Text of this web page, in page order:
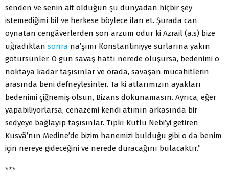
senden ve senin ait olduğun şu dünyadan hiçbir şey
istemediğimi bil ve herkese böylece ilan et. Şurada can
oynatan cengâverlerden son arzum odur ki Azrail (a.s) bize
uğradıktan sonra na’şımı Konstantiniyye surlarına yakın
götürsünler. O gün savaş hattı nerede oluşursa, bedenimi o
noktaya kadar taşısınlar ve orada, savaşan mücahitlerin
arasında beni defneylesinler. Ta ki atlarımızın ayakları
bedenimi çiğnemiş olsun, Bizans dokunamasın. Ayrıca, eğer
yapabiliyorlarsa, cenazemi kendi atımın arkasında bir
sedyeye bağlayıp taşısınlar. Tıpkı Kutlu Nebi’yi getiren
Kusvâ’nın Medine’de bizim hanemizi bulduğu gibi o da benim
için nereye gideceğini ve nerede duracağını bulacaktır.”
***